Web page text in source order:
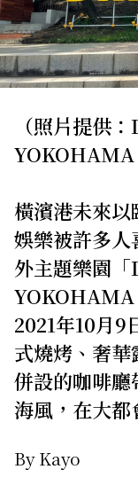
關於我們
（照片提供
橫濱港未來
娛樂被許多人
外主題樂園
2021年10月9
式燒烤、奢
併設的咖啡
海風，在大都
By Kayo